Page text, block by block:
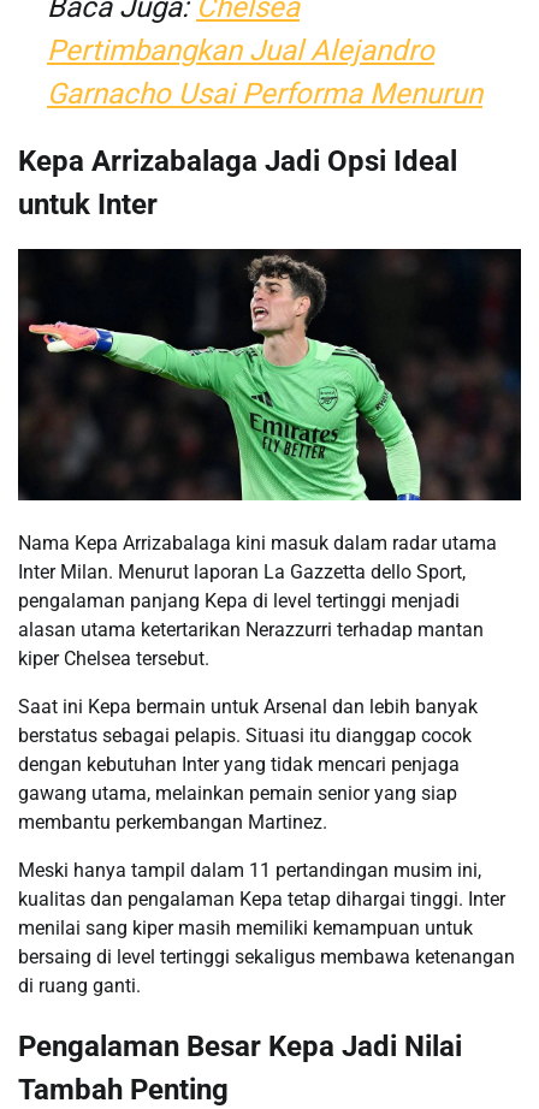
Baca Juga: Chelsea
Pertimbangkan Jual Alejandro
Garnacho Usai Performa Menurun
Kepa Arrizabalaga Jadi Opsi Ideal
untuk Inter
Nama Kepa Arrizabalaga kini masuk dalam radar utama
Inter Milan. Menurut laporan La Gazzetta dello Sport,
pengalaman panjang Kepa di level tertinggi menjadi
alasan utama ketertarikan Nerazzurri terhadap mantan
kiper Chelsea tersebut.
Saat ini Kepa bermain untuk Arsenal dan lebih banyak
berstatus sebagai pelapis. Situasi itu dianggap cocok
dengan kebutuhan Inter yang tidak mencari penjaga
gawang utama, melainkan pemain senior yang siap
membantu perkembangan Martinez.
Meski hanya tampil dalam 11 pertandingan musim ini,
kualitas dan pengalaman Kepa tetap dihargai tinggi. Inter
menilai sang kiper masih memiliki kemampuan untuk
bersaing di level tertinggi sekaligus membawa ketenangan
di ruang ganti.
Pengalaman Besar Kepa Jadi Nilai
Tambah Penting